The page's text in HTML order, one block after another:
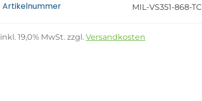
Artikelnummer MIL-VS351-868-TC
inkl. 19,0% MwSt. zzgl. Versandkosten